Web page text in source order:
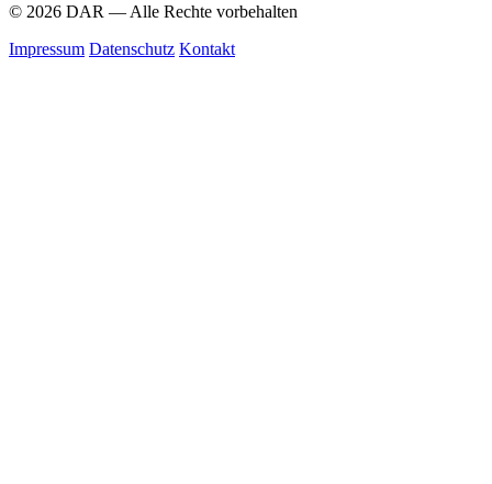
© 2026 DAR — Alle Rechte vorbehalten
Impressum Datenschutz Kontakt